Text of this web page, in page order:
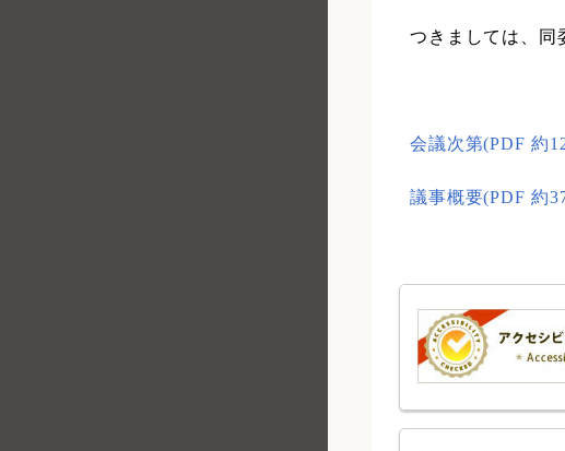
つきましては、同
会議次第(PDF 約
議事概要(PDF 約